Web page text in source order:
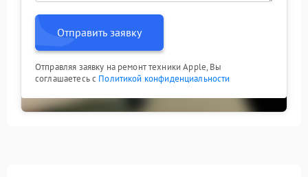
Отправить заявку
Отправляя заявку на ремонт техники Apple, Вы
соглашаетесь с Политикой конфиденциальности